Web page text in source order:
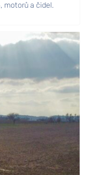
motorů a čidel.